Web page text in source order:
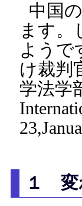
中国
ます。
ようで
け裁判
学法学
１ 変